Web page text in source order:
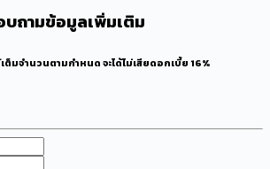
บถามข้อมูลเพิ่มเติม
เต็มจำนวนตามกำหนด จะได้ไม่เสียดอกเบี้ย 16%